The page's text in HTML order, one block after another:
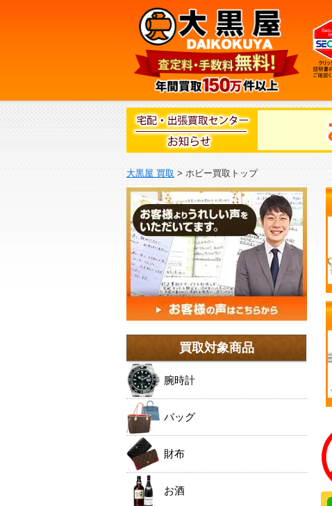
大黒屋 買取 > ホビー買取トップ
買取対象商品
腕時計
バッグ
財布
お酒